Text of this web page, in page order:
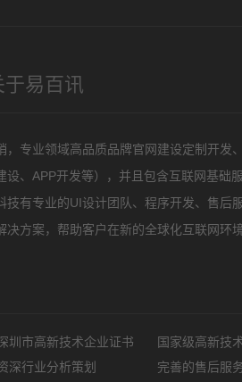
于易百讯
，专业领域高品质品牌官网建设定制开发
设、APP开发等），并且包含互联网基础
技有专业的UI设计团队、程序开发、售后
方案，帮助客户在新的全球化互联网环
圳市高新技术企业证书 国家级高新技
深行业分析策划 完善的售后服